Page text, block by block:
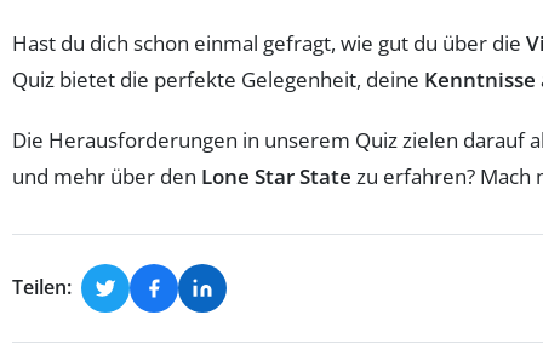
Hast du dich schon einmal gefragt, wie gut du über die
Quiz bietet die perfekte Gelegenheit, deine Kenntnisse
Die Herausforderungen in unserem Quiz zielen darauf
und mehr über den Lone Star State zu erfahren? Mach
Teilen: